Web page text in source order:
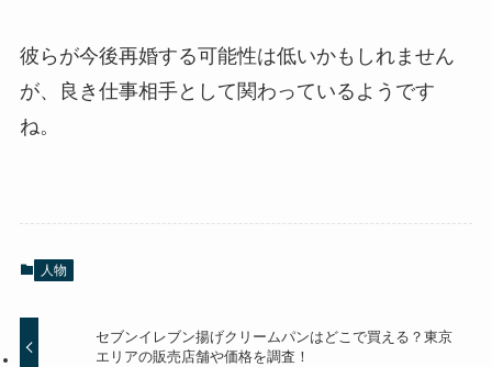
彼らが今後再婚する可能性は低いかもしれません
が、良き仕事相手として関わっているようです
ね。
人物
セブンイレブン揚げクリームパンはどこで買える？東京
エリアの販売店舗や価格を調査！